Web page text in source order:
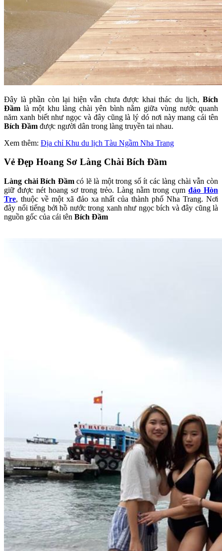
Đây là phần còn lại hiện vẫn chưa được khai thác du lịch, Bích
Đầm là một khu làng chài yên bình nằm giữa vùng nước quanh
năm xanh biết như ngọc và đây cũng là lý dó nơi này mang cái tên
Bích Đầm được người dân trong làng truyền tai nhau.
Xem thêm: Địa chỉ Khu du lịch Tàu Ngầm Nha Trang
Vẻ Đẹp Hoang Sơ Làng Chài Bích Đầm
Làng chài Bích Đầmcó lẽ là một trong số ít các làng chài vẫn còn
giữ được nét hoang sơ trong trẻo. Làng nằm trong cụm đảo Hòn
Tre, thuộc về một xã đảo xa nhất của thành phố Nha Trang. Nơi
đây nổi tiếng bởi hồ nước trong xanh như ngọc bích và đây cũng là
nguồn gốc của cái tên Bích Đầm